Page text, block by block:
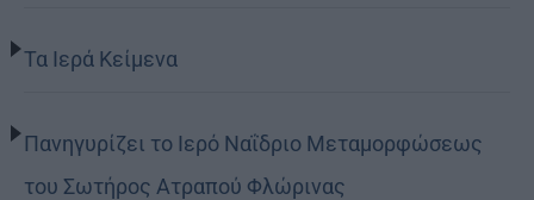
Τα Ιερά Κείμενα
Πανηγυρίζει το Ιερό Ναΐδριο Μεταμορφώσεως
του Σωτήρος Ατραπού Φλώρινας